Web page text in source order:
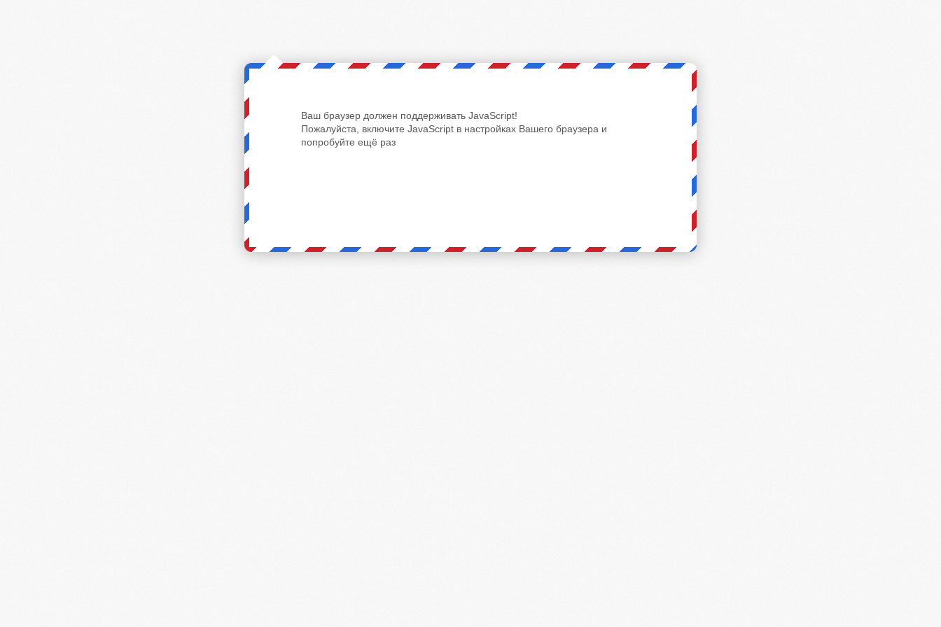
Ваш браузер должен поддерживать JavaScript!
Пожалуйста, включите JavaScript в настройках Вашего браузера и
попробуйте ещё раз